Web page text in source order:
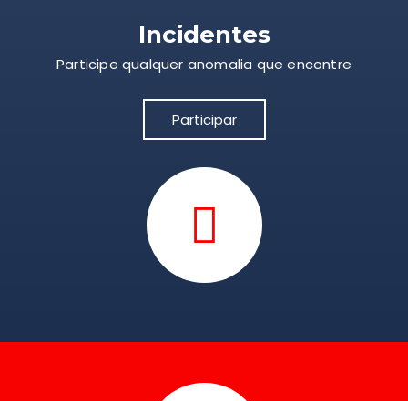
Incidentes
Participe qualquer anomalia que encontre
Participar